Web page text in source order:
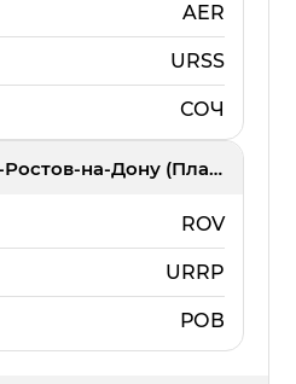
AER
URSS
СОЧ
Ростов-на-Дону (Платов)
ROV
URRP
РОВ